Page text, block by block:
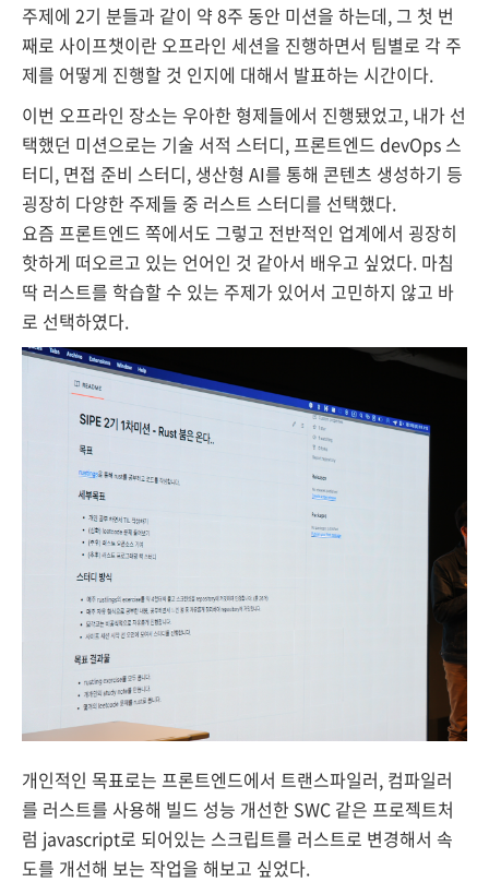
주제에 2기 분들과 같이 약 8주 동안 미션을 하는데, 그 첫 번
째로 사이프챗이란 오프라인 세션을 진행하면서 팀별로 각 주
제를 어떻게 진행할 것 인지에 대해서 발표하는 시간이다.
이번 오프라인 장소는 우아한 형제들에서 진행됐었고, 내가 선
택했던 미션으로는 기술 서적 스터디, 프론트엔드 devOps 스
터디, 면접 준비 스터디, 생산형 AI를 통해 콘텐츠 생성하기 등
굉장히 다양한 주제들 중 러스트 스터디를 선택했다.
요즘 프론트엔드 쪽에서도 그렇고 전반적인 업계에서 굉장히
핫하게 떠오르고 있는 언어인 것 같아서 배우고 싶었다. 마침
딱 러스트를 학습할 수 있는 주제가 있어서 고민하지 않고 바
로 선택하였다.
개인적인 목표로는 프론트엔드에서 트랜스파일러, 컴파일러
를 러스트를 사용해 빌드 성능 개선한 SWC 같은 프로젝트처
럼 javascript로 되어있는 스크립트를 러스트로 변경해서 속
도를 개선해 보는 작업을 해보고 싶었다.